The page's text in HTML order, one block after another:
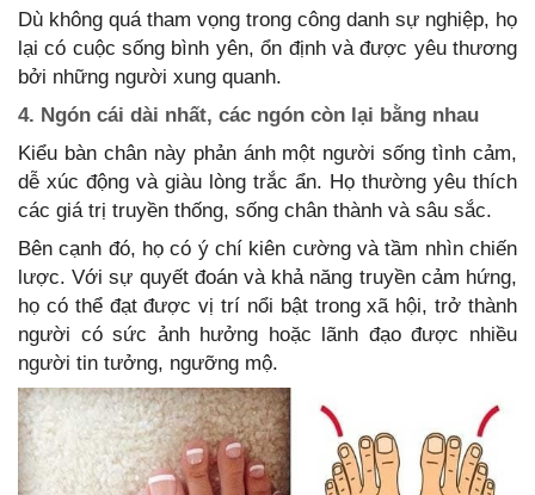
Dù không quá tham vọng trong công danh sự nghiệp, họ
lại có cuộc sống bình yên, ổn định và được yêu thương
bởi những người xung quanh.
4. Ngón cái dài nhất, các ngón còn lại bằng nhau
Kiểu bàn chân này phản ánh một người sống tình cảm,
dễ xúc động và giàu lòng trắc ẩn. Họ thường yêu thích
các giá trị truyền thống, sống chân thành và sâu sắc.
Bên cạnh đó, họ có ý chí kiên cường và tầm nhìn chiến
lược. Với sự quyết đoán và khả năng truyền cảm hứng,
họ có thể đạt được vị trí nổi bật trong xã hội, trở thành
người có sức ảnh hưởng hoặc lãnh đạo được nhiều
người tin tưởng, ngưỡng mộ.